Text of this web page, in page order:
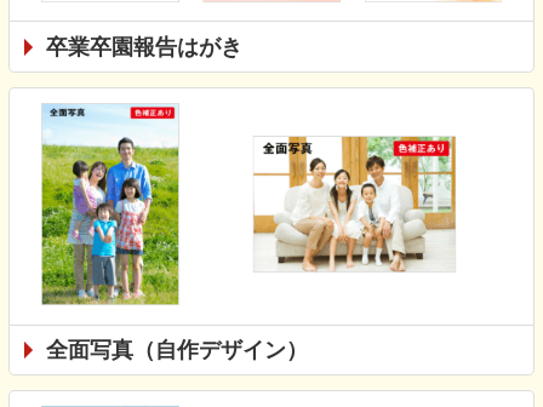
卒業卒園報告はがき
全面写真（自作デザイン）